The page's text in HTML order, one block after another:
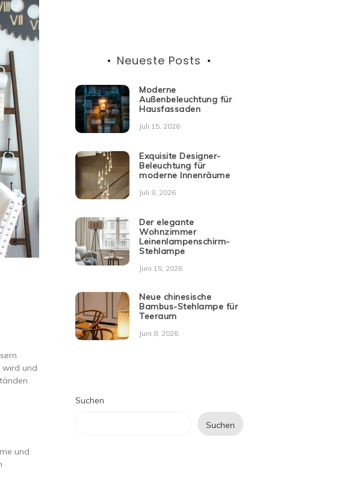
wird und
und
Neueste Posts
Moderne
Außenbeleuchtung für
Hausfassaden
Juli 15, 2026
Exquisite Designer-
Beleuchtung für
moderne Innenräume
Juli 8, 2026
Der elegante
Wohnzimmer
Leinenlampenschirm-
Stehlampe
Juni 15, 2026
Neue chinesische
Bambus-Stehlampe für
Teeraum
Juni 8, 2026
Suchen
Suchen